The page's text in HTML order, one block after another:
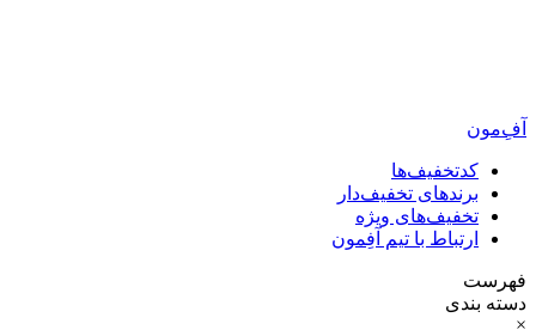
آفِ‌مون
کدتخفیف‌ها
برندهای تخفیف‌دار
تخفیف‌های ویژه
ارتباط با تیم آفِمون
فهرست
دسته بندی
×